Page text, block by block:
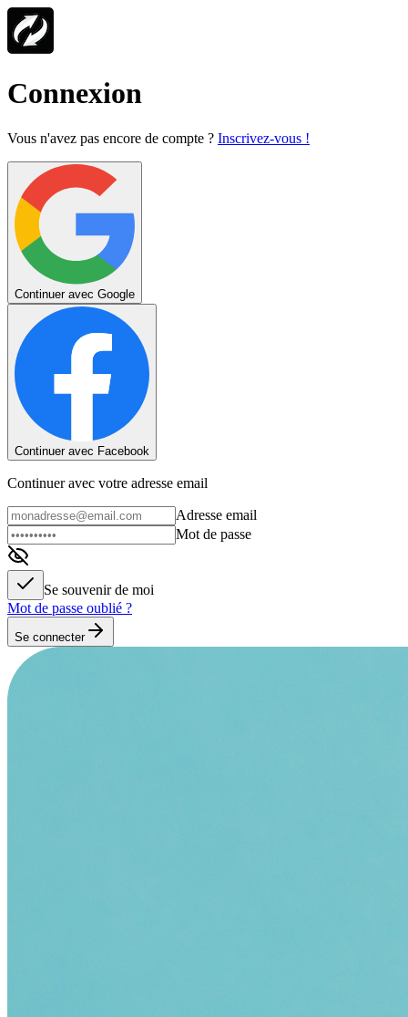
Connexion
Vous n'avez pas encore de compte ? Inscrivez-vous !
Continuer avec Google
Continuer avec Facebook
Continuer avec votre adresse email
Adresse email
Mot de passe
Se souvenir de moi
Mot de passe oublié ?
Se connecter